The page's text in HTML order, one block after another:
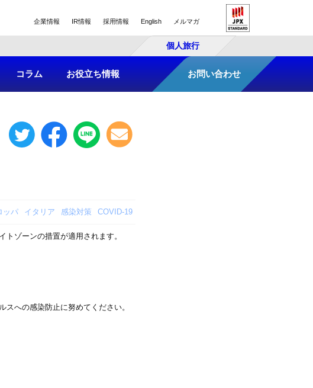
企業情報 IR情報 採用情報 English メルマガ
個人旅行
コラム お役立ち情報 お問い合わせ
ッパ イタリア 感染対策 COVID-19
ゾーンの措置が適用されます。
への感染防止に努めてください。